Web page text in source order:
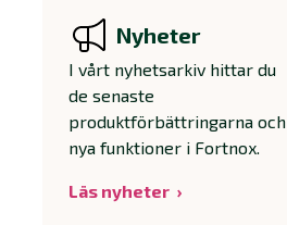
Nyheter
I vårt nyhetsarkiv hittar du
de senaste
produktförbättringarna och
nya funktioner i Fortnox.
Läs nyheter